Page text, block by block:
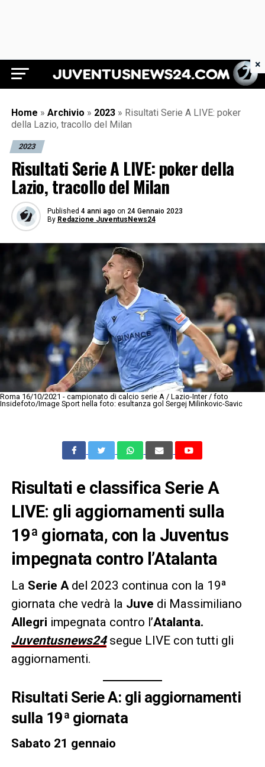
Juventus News 24
Home » Archivio » 2023 » Risultati Serie A LIVE: poker
della Lazio, tracollo del Milan
2023
Risultati Serie A LIVE: poker della
Lazio, tracollo del Milan
Published 4 anni ago on 24 Gennaio 2023
By Redazione JuventusNews24
Roma 16/10/2021 - campionato di calcio serie A / Lazio-Inter / foto
Insidefoto/Image Sport nella foto: esultanza gol Sergej Milinkovic-Savic
Risultati e classifica Serie A
LIVE: gli aggiornamenti sulla
19ª giornata, con la Juventus
impegnata contro l’Atalanta
La Serie A del 2023 continua con la 19ª
giornata che vedrà la Juve di Massimiliano
Allegri impegnata contro l’Atalanta.
Juventusnews24segue LIVE con tutti gli
aggiornamenti.
Risultati Serie A: gli aggiornamenti
sulla 19ª giornata
Sabato 21 gennaio
×